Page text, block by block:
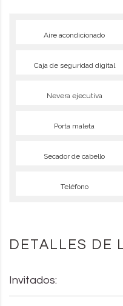
Aire acondicionado
Caja de seguridad digital
Nevera ejecutiva
Porta maleta
Secador de cabello
Teléfono
DETALLES DE
Invitados: